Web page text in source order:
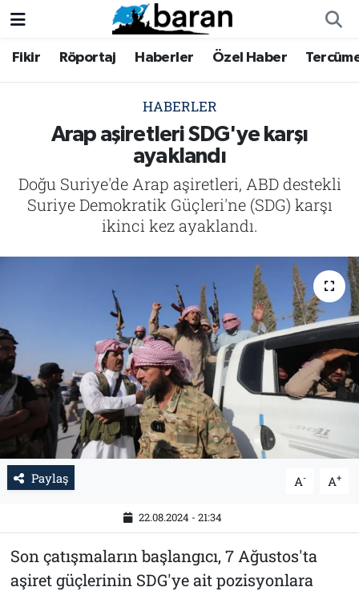
Fikir Röportaj Haberler Özel Haber
HABERLER
Arap aşiretleri SDG'ye karşı
ayaklandı
Doğu Suriye'de Arap aşiretleri, ABD destekli
Suriye Demokratik Güçleri'ne (SDG) karşı
ikinci kez ayaklandı.
Paylaş A- A+
22.08.2024 - 21:34
Son çatışmaların başlangıcı, 7 Ağustos'ta
aşiret güçlerinin SDG'ye ait pozisyonlara
Fikir
Haberler
Özel Haber
Tercüme
Büyük Doğu-İbda
Tarih
Fikir
Haberler
Özel Haber
Tercüme
Büyük Doğu-İbda
İletişim
Künye
Nöbetçi Eczaneler
Trafik Durumu
Süper Lig Puan Durumu ve Fikstür
Tüm Manşetler
Haber Arşivi